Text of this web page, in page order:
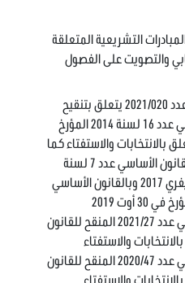
التشريعية المتعلقة
والتصويت على الفصول
مقترح قانون أساسي عدد 2021/020 يتعلق بتنقيح
واتمام القانون الأساسي عدد 16 لسنة 2014 المؤرخ
بالانتخابات والاستفتاء كما
تم تنقيحه وإتمامه بالقانون الأساسي عدد 7 لسنة
2017 المؤرخ في 14 فيفري 2017 وبالقانون الأساسي
مقترح القانون الأساسي عدد 2021/27 المنقح للقانون
مقترح القانون الأساسي عدد 2020/47 المنقح للقانون